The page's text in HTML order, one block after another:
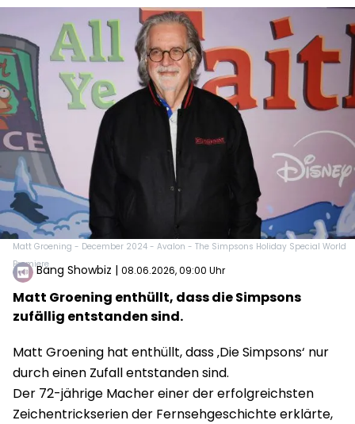
Matt Groening - December 2024 - Avalon - The Simpsons Holiday Special World
PremiereBang Showbiz | 08.06.2026, 09:00 Uhr
Matt Groening enthüllt, dass die Simpsons
zufällig entstanden sind.
Matt Groening hat enthüllt, dass ‚Die Simpsons‘ nur
durch einen Zufall entstanden sind.
Der 72-jährige Macher einer der erfolgreichsten
Zeichentrickserien der Fernsehgeschichte erklärte,